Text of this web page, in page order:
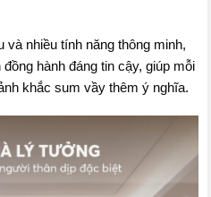
nhiều tính năng thông minh,
hành đáng tin cậy, giúp mỗi
khắc sum vầy thêm ý nghĩa.